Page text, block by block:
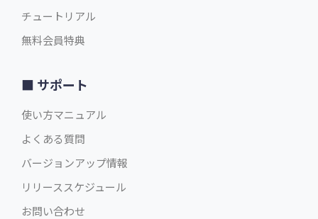
チュートリアル
無料会員特典
サポート
使い方マニュアル
よくある質問
バージョンアップ情報
リリーススケジュール
お問い合わせ